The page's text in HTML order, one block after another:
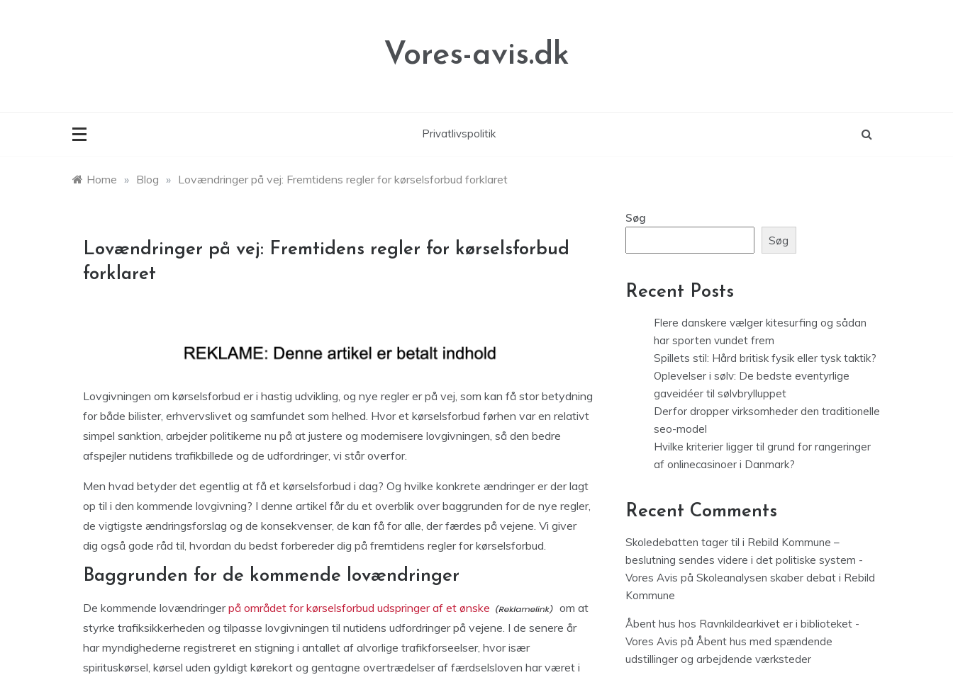
Vores-avis.dk
Privatlivspolitik
Home » Blog » Lovændringer på vej: Fremtidens regler for kørselsforbud forklaret
Lovændringer på vej: Fremtidens regler for kørselsforbud
forklaret
Lovgivningen om kørselsforbud er i hastig udvikling, og nye regler er på vej, som kan få stor betydning
for både bilister, erhvervslivet og samfundet som helhed. Hvor et kørselsforbud førhen var en relativt
simpel sanktion, arbejder politikerne nu på at justere og modernisere lovgivningen, så den bedre
afspejler nutidens trafikbillede og de udfordringer, vi står overfor.
Men hvad betyder det egentlig at få et kørselsforbud i dag? Og hvilke konkrete ændringer er der lagt
op til i den kommende lovgivning? I denne artikel får du et overblik over baggrunden for de nye regler,
de vigtigste ændringsforslag og de konsekvenser, de kan få for alle, der færdes på vejene. Vi giver
dig også gode råd til, hvordan du bedst forbereder dig på fremtidens regler for kørselsforbud.
Baggrunden for de kommende lovændringer
De kommende lovændringerpå området for kørselsforbud udspringer af et ønske
om at
styrke trafiksikkerheden og tilpasse lovgivningen til nutidens udfordringer på vejene. I de senere år
har myndighederne registreret en stigning i antallet af alvorlige trafikforseelser, hvor især
spirituskørsel, kørsel uden gyldigt kørekort og gentagne overtrædelser af færdselsloven har været i
Søg
Søg
Recent Posts
Flere danskere vælger kitesurfing og sådan
har sporten vundet frem
Spillets stil: Hård britisk fysik eller tysk taktik?
Oplevelser i sølv: De bedste eventyrlige
gaveidéer til sølvbrylluppet
Derfor dropper virksomheder den traditionelle
seo-model
Hvilke kriterier ligger til grund for rangeringer
af onlinecasinoer i Danmark?
Recent Comments
Skoledebatten tager til i Rebild Kommune –
beslutning sendes videre i det politiske system -
Vores Avis på Skoleanalysen skaber debat i Rebild
Kommune
Åbent hus hos Ravnkildearkivet er i biblioteket -
Vores Avis på Åbent hus med spændende
udstillinger og arbejdende værksteder